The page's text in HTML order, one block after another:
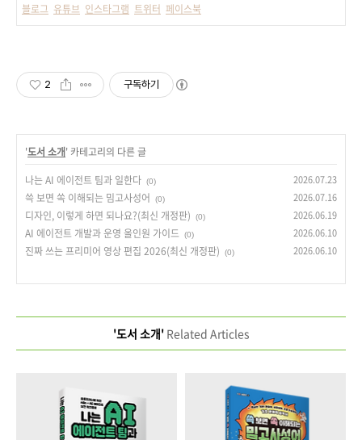
블로그 유튜브 인스타그램 트위터 페이스북
2 구독하기
'도서 소개' 카테고리의 다른 글
나는 AI 에이전트 팀과 일한다 (0) 2026.07.23
쓱 보면 쏙 이해되는 밈고사성어 (0) 2026.07.16
디자인, 이렇게 하면 되나요?(최신 개정판) (0) 2026.06.19
AI 에이전트 개발과 운영 올인원 가이드 (0) 2026.06.10
진짜 쓰는 프리미어 영상 편집 2026(최신 개정판) (0) 2026.06.10
'도서 소개'Related Articles